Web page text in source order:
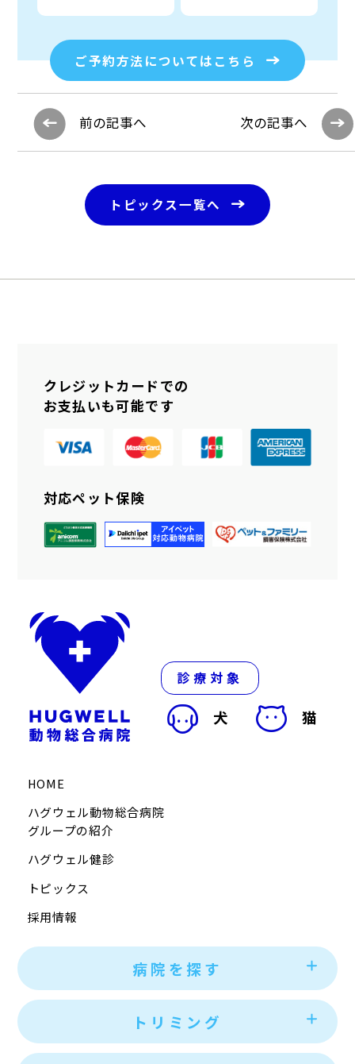
ご予約方法についてはこちら
前の記事へ 次の記事へ
トピックス一覧へ
クレジットカードでの
お支払いも可能です
対応ペット保険
診療対象
犬 猫
HOME
ハグウェル動物総合病院
グループの紹介
ハグウェル健診
トピックス
採用情報
病院を探す
トリミング